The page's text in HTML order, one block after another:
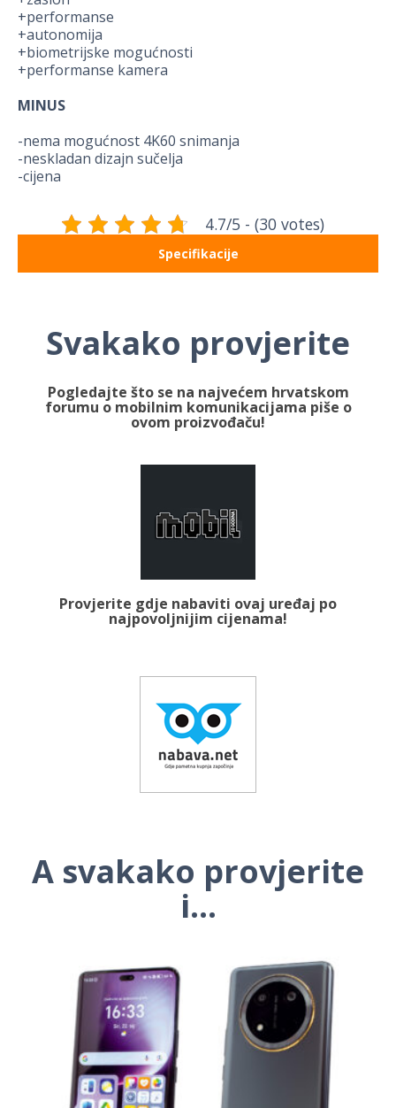
+performanse
+autonomija
+biometrijske mogućnosti
+performanse kamera
MINUS
-nema mogućnost 4K60 snimanja
-neskladan dizajn sučelja
-cijena
4.7/5 - (30 votes)
Specifikacije
Svakako provjerite
Pogledajte što se na najvećem hrvatskom
forumu o mobilnim komunikacijama piše o
ovom proizvođaču!
Provjerite gdje nabaviti ovaj uređaj po
najpovoljnijim cijenama!
A svakako provjerite
i...